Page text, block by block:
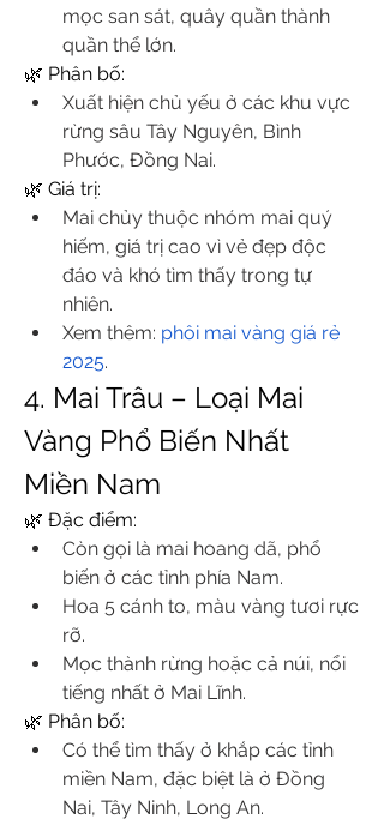
mọc san sát, quây quần thành
quần thể lớn.
🌿 Phân bố:
Xuất hiện chủ yếu ở các khu vực
rừng sâu Tây Nguyên, Bình
Phước, Đồng Nai.
🌿 Giá trị:
Mai chủy thuộc nhóm mai quý
hiếm, giá trị cao vì vẻ đẹp độc
đáo và khó tìm thấy trong tự
nhiên.
Xem thêm: phôi mai vàng giá rẻ
2025.
4. Mai Trâu – Loại Mai
Vàng Phổ Biến Nhất
Miền Nam
🌿 Đặc điểm:
Còn gọi là mai hoang dã, phổ
biến ở các tỉnh phía Nam.
Hoa 5 cánh to, màu vàng tươi rực
rỡ.
Mọc thành rừng hoặc cả núi, nổi
tiếng nhất ở Mai Lĩnh.
🌿 Phân bố:
Có thể tìm thấy ở khắp các tỉnh
miền Nam, đặc biệt là ở Đồng
Nai, Tây Ninh, Long An.